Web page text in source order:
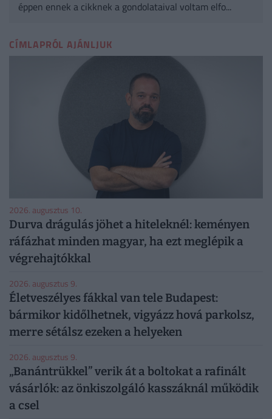
éppen ennek a cikknek a gondolataival voltam elfo...
CÍMLAPRÓL AJÁNLJUK
2026. augusztus 10.
Durva drágulás jöhet a hiteleknél: keményen
ráfázhat minden magyar, ha ezt meglépik a
végrehajtókkal
2026. augusztus 9.
Életveszélyes fákkal van tele Budapest:
bármikor kidőlhetnek, vigyázz hová parkolsz,
merre sétálsz ezeken a helyeken
2026. augusztus 9.
„Banántrükkel” verik át a boltokat a rafinált
vásárlók: az önkiszolgáló kasszáknál működik
a csel